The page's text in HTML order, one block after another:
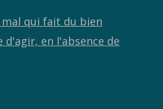
qui fait du bien
d'agir, en l'absence de